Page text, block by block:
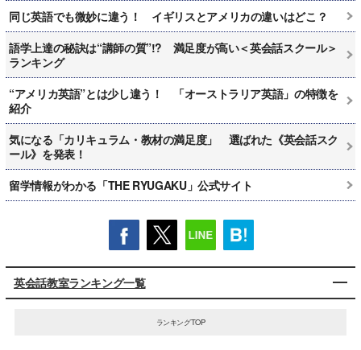
同じ英語でも微妙に違う！ イギリスとアメリカの違いはどこ？
語学上達の秘訣は“講師の質”!? 満足度が高い＜英会話スクール＞
ランキング
“アメリカ英語”とは少し違う！ 「オーストラリア英語」の特徴を
紹介
気になる「カリキュラム・教材の満足度」 選ばれた《英会話スク
ール》を発表！
留学情報がわかる「THE RYUGAKU」公式サイト
英会話教室ランキング一覧
ランキングTOP